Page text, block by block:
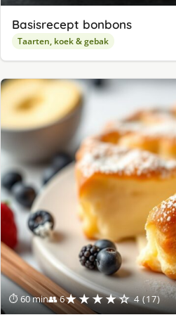
Basisrecept bonbons
Taarten, koek & gebak
⏱ 60 min👥 6★★★★☆ 4 (17)